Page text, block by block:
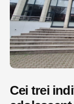
Cei trei